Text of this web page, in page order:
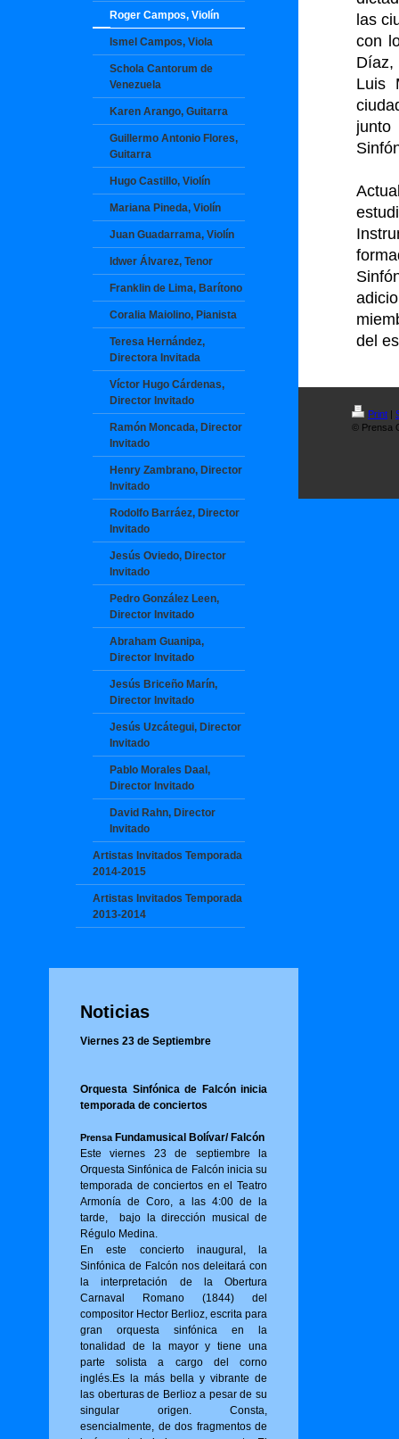
Roger Campos, Violín
Ismel Campos, Viola
Schola Cantorum de
Venezuela
Karen Arango, Guitarra
Guillermo Antonio Flores,
Guitarra
Hugo Castillo, Violín
Mariana Pineda, Violín
Juan Guadarrama, Violín
Idwer Álvarez, Tenor
Franklin de Lima, Barítono
Coralia Maiolino, Pianista
Teresa Hernández,
Directora Invitada
Víctor Hugo Cárdenas,
Director Invitado
Ramón Moncada, Director
Invitado
Henry Zambrano, Director
Invitado
Rodolfo Barráez, Director
Invitado
Jesús Oviedo, Director
Invitado
Pedro González Leen,
Director Invitado
Abraham Guanipa,
Director Invitado
Jesús Briceño Marín,
Director Invitado
Jesús Uzcátegui, Director
Invitado
Pablo Morales Daal,
Director Invitado
David Rahn, Director
Invitado
Artistas Invitados Temporada
2014-2015
Artistas Invitados Temporada
2013-2014
Noticias
Viernes 23 de Septiembre
Orquesta Sinfónica de Falcón inicia
temporada de conciertos
PrensaFundamusical Bolívar/ Falcón
Este viernes 23 de septiembre la
Orquesta Sinfónica de Falcón inicia su
temporada de conciertos en el Teatro
Armonía de Coro, a las 4:00 de la
tarde, bajo la dirección musical de
Régulo Medina.
En este concierto inaugural, la
Sinfónica de Falcón nos deleitará con
la interpretación de la Obertura
Carnaval Romano (1844) del
compositor Hector Berlioz, escrita para
gran orquesta sinfónica en la
tonalidad de la mayor y tiene una
parte solista a cargo del corno
inglés.Es la más bella y vibrante de
las oberturas de Berlioz a pesar de su
singular origen. Consta,
esencialmente, de dos fragmentos de
las
con
Luis
junto
del
Print |
© Prensa